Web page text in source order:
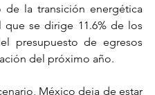
de la transición energética
que se dirige 11.6% de los
presupuesto de egresos
del próximo año.
México deja de estar